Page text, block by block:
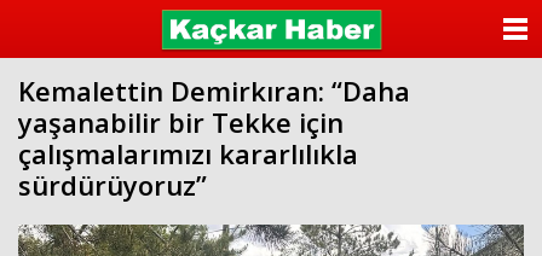
Kemalettin Demirkıran: “Daha
yaşanabilir bir Tekke için
çalışmalarımızı kararlılıkla
sürdürüyoruz”
ANASAYFA
KATEGORİLER